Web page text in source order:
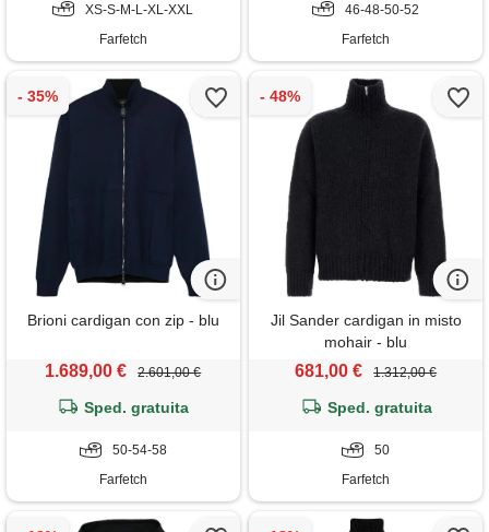
XS-S-M-L-XL-XXL
Farfetch
46-48-50-52
Farfetch
Brioni cardigan con zip - blu
1.689,00 € 2.601,00 €
Sped. gratuita
50-54-58
Farfetch
Jil Sander cardigan in misto
mohair - blu
681,00 € 1.312,00 €
Sped. gratuita
50
Farfetch